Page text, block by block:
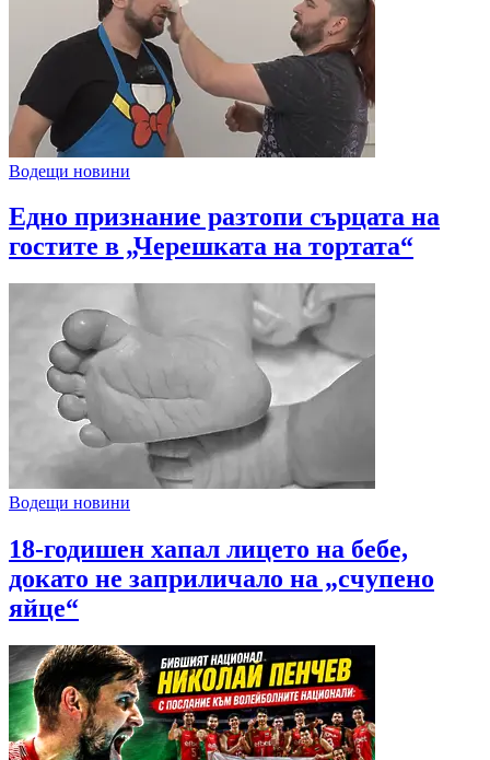
Водещи новини
Едно признание разтопи сърцата на
гостите в „Черешката на тортата“
Водещи новини
18-годишен хапал лицето на бебе,
докато не заприличало на „счупено
яйце“